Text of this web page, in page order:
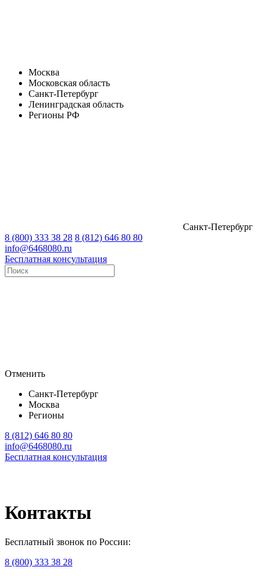
Москва
Московская область
Санкт-Петербург
Ленинградская область
Регионы РФ
Санкт-Петербург
8 (800) 333 38 28 8 (812) 646 80 80
info@6468080.ru
Бесплатная консультация
Отменить
Санкт-Петербург
Москва
Регионы
8 (812) 646 80 80
info@6468080.ru
Бесплатная консультация
Контакты
Бесплатный звонок по России:
8 (800) 333 38 28